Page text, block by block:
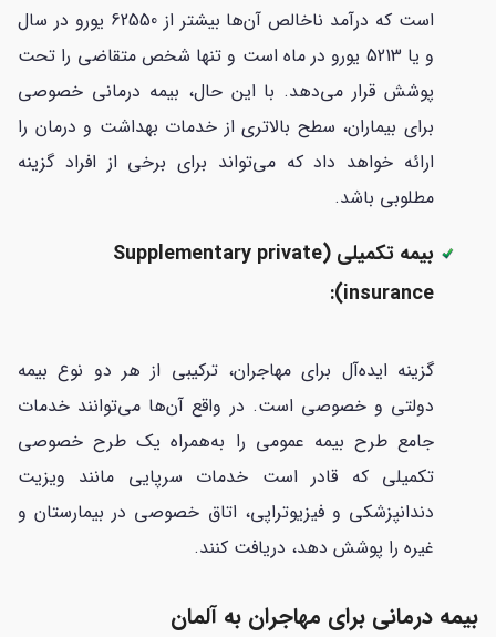
است که درآمد ناخالص آن‌ها بیشتر از 62550 یورو در سال
و یا 5213 یورو در ماه است و تنها شخص متقاضی را تحت
پوشش قرار می‌دهد. با این حال، بیمه درمانی خصوصی
برای بیماران، سطح بالاتری از خدمات بهداشت و درمان را
ارائه خواهد داد که می‌تواند برای برخی از افراد گزینه
مطلوبی باشد.
بیمه تکمیلی (Supplementary private
insurance):
گزینه ایده‌آل برای مهاجران، ترکیبی از هر دو نوع بیمه
دولتی و خصوصی است. در واقع آن‌ها می‌توانند خدمات
جامع طرح بیمه عمومی را به‌همراه یک طرح خصوصی
تکمیلی که قادر است خدمات سرپایی مانند ویزیت
دندانپزشکی و فیزیوتراپی، اتاق خصوصی در بیمارستان و
غیره را پوشش دهد، دریافت کنند.
بیمه درمانی برای مهاجران به آلمان